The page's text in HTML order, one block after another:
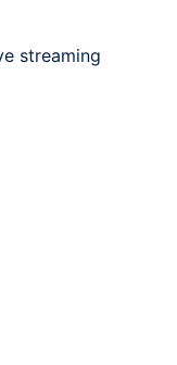
streaming